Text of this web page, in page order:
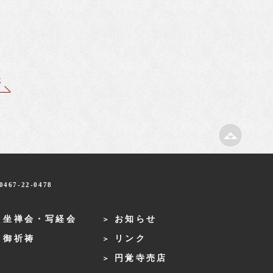
22-0478
坐禅会・写経会
御祈祷
お知らせ
リンク
円覚寺売店